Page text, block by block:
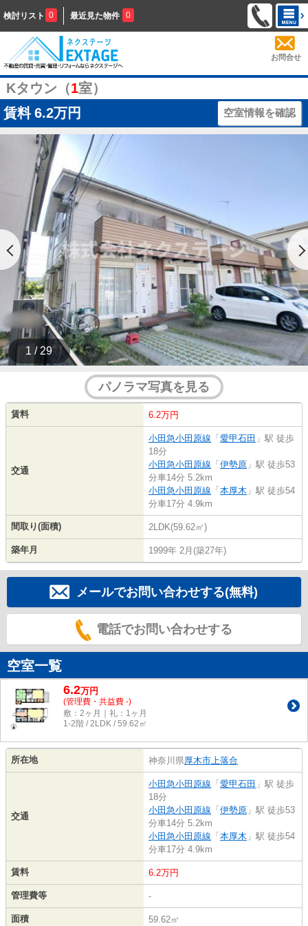
検討リスト 0 最近見た物件 0
お問合せ
Kタウン（1室）
賃料 6.2万円 空室情報を確認
1 / 29
パノラマ写真を見る
賃料 6.2万円
交通
小田急小田原線 「 愛甲石田 」駅 徒歩
18分
小田急小田原線 「 伊勢原 」駅 徒歩53
分車14分 5.2km
小田急小田原線 「 本厚木 」駅 徒歩54
分車17分 4.9km
間取り(面積) 2LDK(59.62㎡)
築年月 1999年 2月(築27年)
メールでお問い合わせする(無料)
電話でお問い合わせする
空室一覧
6.2万円
(管理費・共益費 -)
敷：2ヶ月｜礼：1ヶ月
1-2階 / 2LDK / 59.62㎡
所在地 神奈川県厚木市上落合
交通
小田急小田原線 「 愛甲石田 」駅 徒歩
18分
小田急小田原線 「 伊勢原 」駅 徒歩53
分車14分 5.2km
小田急小田原線 「 本厚木 」駅 徒歩54
分車17分 4.9km
賃料 6.2万円
管理費等 -
面積 59.62㎡